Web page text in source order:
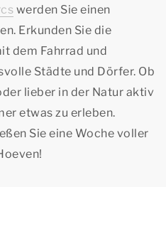
werden Sie einen
Erkunden Sie die
dem Fahrrad und
Städte und Dörfer. Ob
lieber in der Natur aktiv
etwas zu erleben.
Sie eine Woche voller